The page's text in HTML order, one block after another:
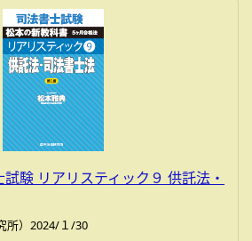
試験 リアリスティック９ 供託法・
所）2024/１/30